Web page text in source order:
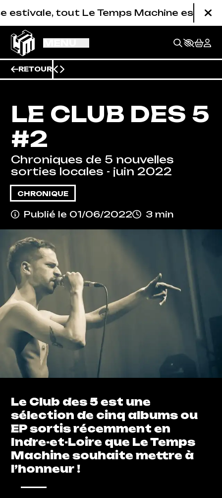
tout Le Temps Machine est fermé
RETOUR
LE CLUB DES 5
#2
Chroniques de 5 nouvelles
sorties locales - juin 2022
CHRONIQUE
Publié le 01/06/2022 3 min
Le Club des 5 est une
sélection de cinq albums ou
EP sortis récemment en
Indre-et-Loire que Le Temps
Machine souhaite mettre à
l’honneur !
BILLETTERIE